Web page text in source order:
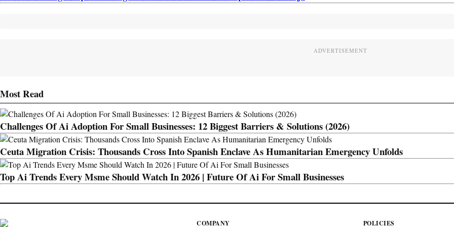
ADVERTISEMENT
Most Read
Challenges Of Ai Adoption For Small Businesses: 12 Biggest Barriers & Solutions (2026)
Ceuta Migration Crisis: Thousands Cross Into Spanish Enclave As Humanitarian Emergency Unfolds
Top Ai Trends Every Msme Should Watch In 2026 | Future Of Ai For Small Businesses
COMPANY POLICIES